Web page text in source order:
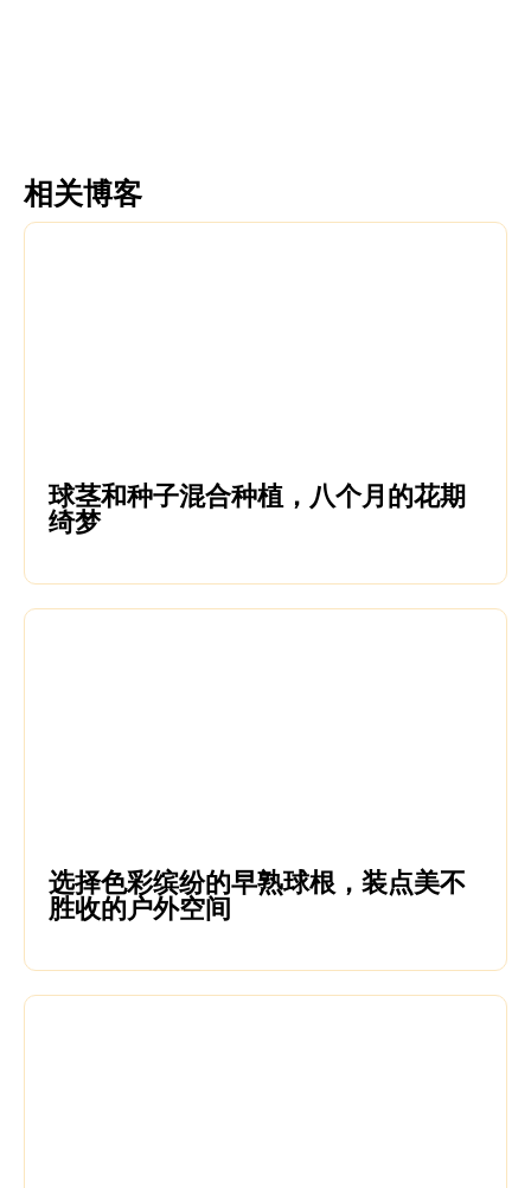
相关博客
球茎和种子混合种植，八个月的花期
绮梦
选择色彩缤纷的早熟球根，装点美不
胜收的户外空间